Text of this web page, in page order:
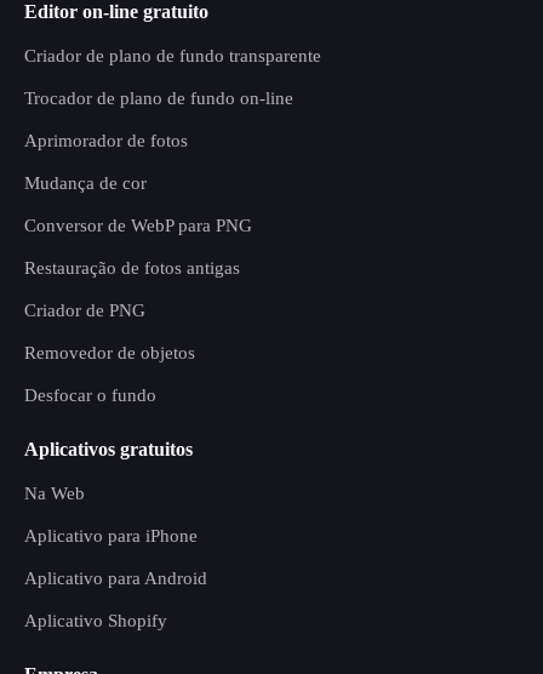
Editor on-line gratuito
Criador de plano de fundo transparente
Trocador de plano de fundo on-line
Aprimorador de fotos
Mudança de cor
Conversor de WebP para PNG
Restauração de fotos antigas
Criador de PNG
Removedor de objetos
Desfocar o fundo
Aplicativos gratuitos
Na Web
Aplicativo para iPhone
Aplicativo para Android
Aplicativo Shopify